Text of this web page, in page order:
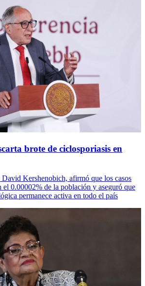
brote de ciclosporiasis en
Kershenobich, afirmó que los casos
el 0.00002% de la población y aseguró que
permanece activa en todo el país